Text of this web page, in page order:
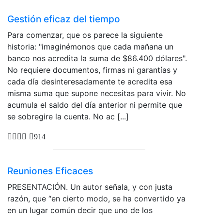
Gestión eficaz del tiempo
Para comenzar, que os parece la siguiente
historia: "imaginémonos que cada mañana un
banco nos acredita la suma de $86.400 dólares".
No requiere documentos, firmas ni garantías y
cada día desinteresadamente te acredita esa
misma suma que supone necesitas para vivir. No
acumula el saldo del día anterior ni permite que
se sobregire la cuenta. No ac [...]
914
Reuniones Eficaces
PRESENTACIÓN. Un autor señala, y con justa
razón, que “en cierto modo, se ha convertido ya
en un lugar común decir que uno de los